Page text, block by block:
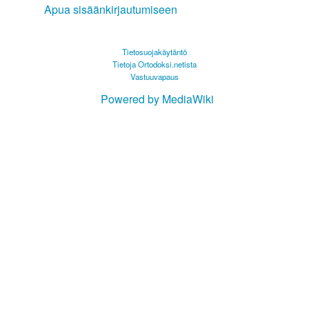
Apua sisäänkirjautumiseen
Tietosuojakäytäntö
Tietoja Ortodoksi.netista
Vastuuvapaus
Powered by MediaWiki